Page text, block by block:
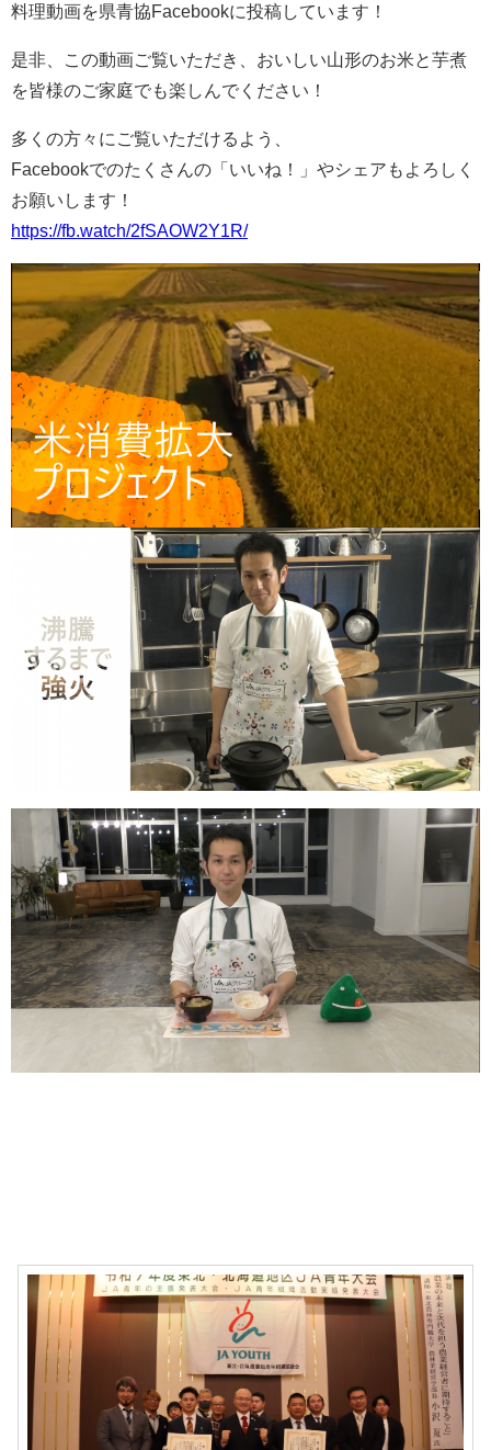
料理動画を県青協Facebookに投稿しています！
是非、この動画ご覧いただき、おいしい山形のお米と芋煮
を皆様のご家庭でも楽しんでください！
多くの方々にご覧いただけるよう、
Facebookでのたくさんの「いいね！」やシェアもよろしく
お願いします！
https://fb.watch/2fSAOW2Y1R/